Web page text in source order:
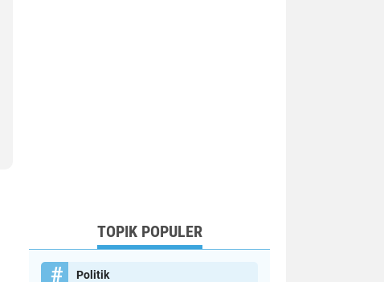
TOPIK POPULER
Politik